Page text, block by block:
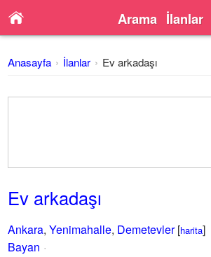
Arama İlanlar
Anasayfa İlanlar Ev arkadaşı
Ev arkadaşı
Ankara,Yenimahalle, Demetevler[harita]
Bayan